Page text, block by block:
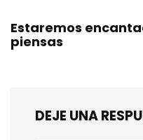
Estaremos
piensas
DEJE UNA